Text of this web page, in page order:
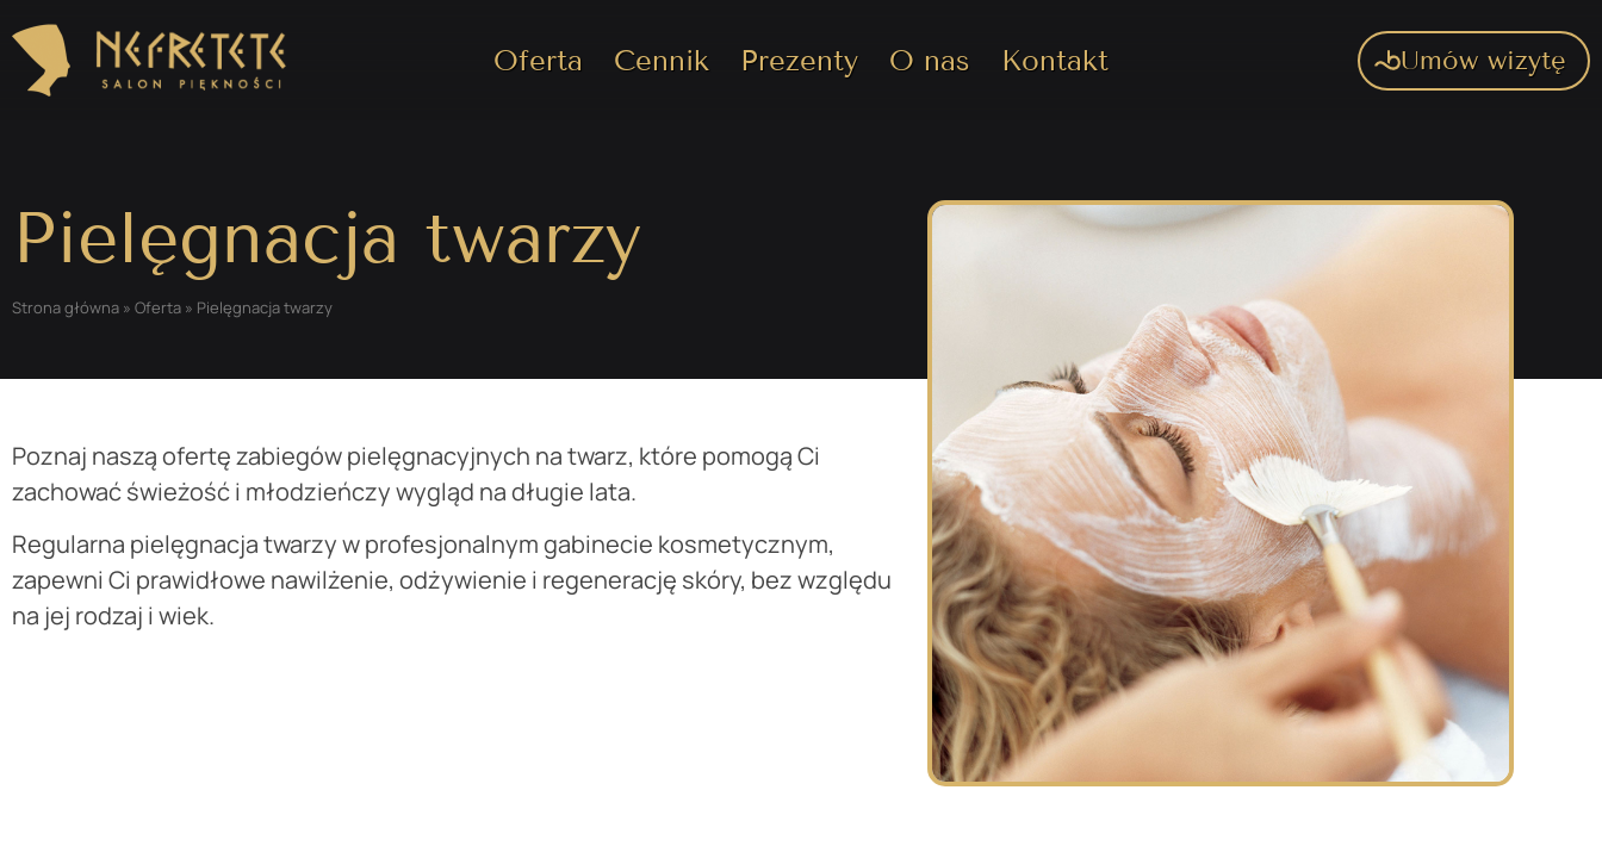
Oferta Cennik Prezenty O nas Kontakt Umów wizytę
Pielęgnacja twarzy
Strona główna » Oferta » Pielęgnacja twarzy
Poznaj naszą ofertę zabiegów pielęgnacyjnych na twarz, które pomogą Ci
zachować świeżość i młodzieńczy wygląd na długie lata.
Regularna pielęgnacja twarzy w profesjonalnym gabinecie kosmetycznym,
zapewni Ci prawidłowe nawilżenie, odżywienie i regenerację skóry, bez względu
na jej rodzaj i wiek.